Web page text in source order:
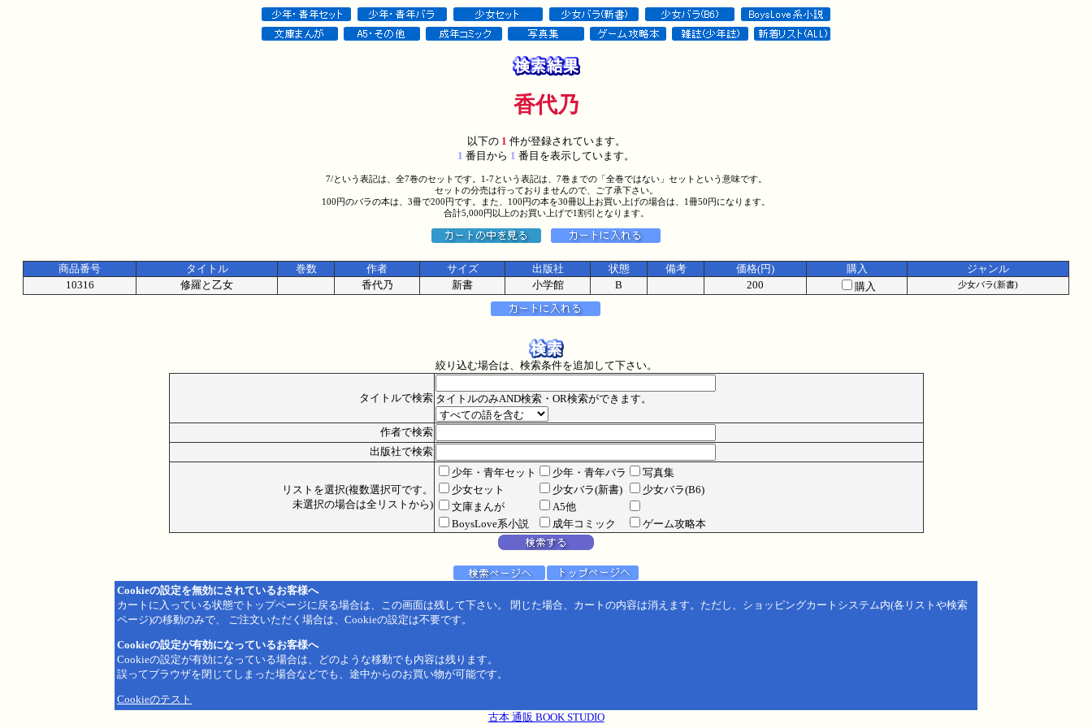
香代乃
以下の1 件が登録されています。
1 番目から 1 番目を表示しています。
7/という表記は、全7巻のセットです。1-7という表記は、7巻までの「全巻ではない」セットという意味です。
セットの分売は行っておりませんので、ご了承下さい。
100円のバラの本は、3冊で200円です。また、100円の本を30冊以上お買い上げの場合は、1冊50円になります。
合計5,000円以上のお買い上げで1割引となります。
商品番号 タイトル 巻数 作者 サイズ 出版社 状態 備考 価格(円) 購入
ジャンル
10316
修羅と乙女 香代乃 新書 小学館 B 200 購入 少女バラ(新書)
絞り込む場合は、検索条件を追加して下さい。
タイトルで検索 タイトルのみAND検索・OR検索ができます。
作者で検索
出版社で検索
リストを選択(複数選択可です。
未選択の場合は全リストから)
少年・青年セット 少年・青年バラ
写真集
少女セット
少女バラ(新書)
少女バラ(B6)
文庫まんが
A5他
BoysLove系小説
成年コミック ゲーム攻略本
Cookieの設定を無効にされているお客様へ
カートに入っている状態でトップページに戻る場合は、この画面は残して下さい。 閉じた場合、カートの内容は消えます。ただし、ショッピングカートシステム内(各リストや検索
ページ)の移動のみで、 ご注文いただく場合は、Cookieの設定は不要です。
Cookieの設定が有効になっているお客様へ
Cookieの設定が有効になっている場合は、どのような移動でも内容は残ります。
誤ってブラウザを閉じてしまった場合などでも、途中からのお買い物が可能です。
Cookieのテスト
古本 通販 BOOK STUDIO